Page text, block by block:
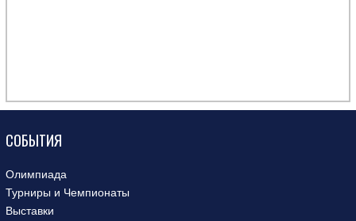
СОБЫТИЯ
Олимпиада
Турниры и Чемпионаты
Выставки